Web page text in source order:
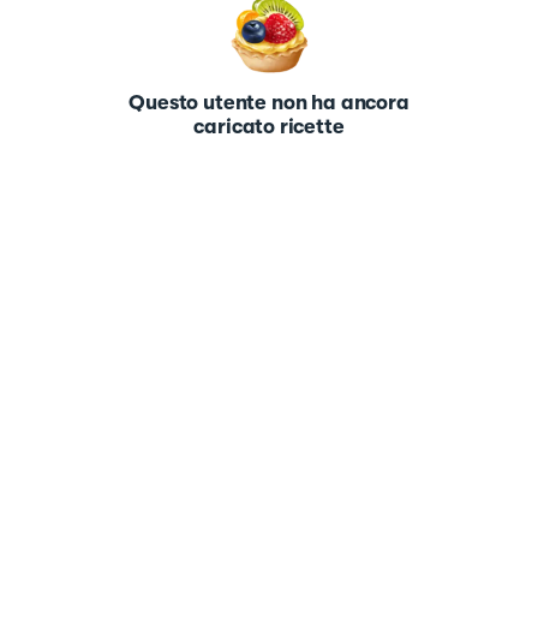
Questo utente non ha ancora
caricato ricette